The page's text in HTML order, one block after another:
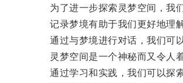
为了进一步探索灵梦空间，我们
记录梦境有助于我们更好地理解
通过与梦境进行对话，我们可以
灵梦空间是一个神秘而又令人着
通过学习和实践，我们可以探索